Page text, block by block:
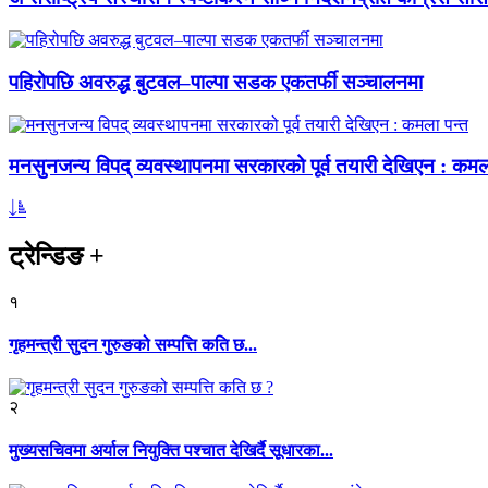
पहिरोपछि अवरुद्ध बुटवल–पाल्पा सडक एकतर्फी सञ्चालनमा
मनसुनजन्य विपद् व्यवस्थापनमा सरकारको पूर्व तयारी देखिएन :
ट्रेन्डिङ+
१
गृहमन्त्री सुदन गुरुङको सम्पत्ति कति छ...
२
मुख्यसचिवमा अर्याल नियुक्ति पश्चात देखिर्दै सूधारका...